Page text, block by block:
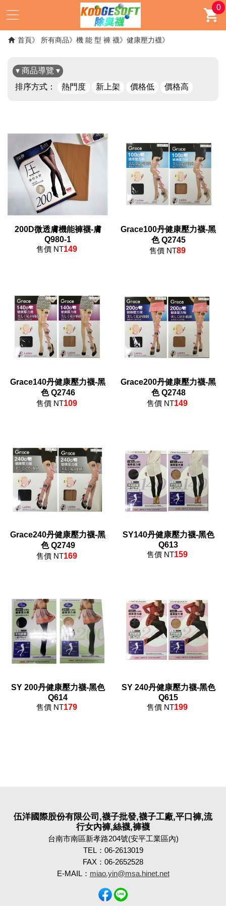
0
首頁 所有商品 機 能 型 褲 襪 健康壓力襪
▾ 商品導覽 ▾
排序方式：
熱門度 新上架 價格低 價格高
200D微透膚機能褲襪-膚
Q980-1
售價 NT149
Grace100丹健康壓力襪-黑
色 Q2745
售價 NT89
Grace140丹健康壓力襪-黑
色 Q2746
售價 NT109
Grace200丹健康壓力襪-黑
色 Q2748
售價 NT149
Grace240丹健康壓力襪-黑
色 Q2749
售價 NT169
SY140丹健康壓力襪-黑色
Q613
售價 NT159
SY 200丹健康壓力襪-黑色
Q614
售價 NT179
SY 240丹健康壓力襪-黑色
Q615
售價 NT199
伍洋國際股份有限公司,襪子批發,襪子工廠,平口褲,流
行女內褲,絲襪,褲襪
台南市南區新孝路204號(安平工業區內)
TEL：06-2613019
FAX：06-2652528
E-MAIL： miao.yin@msa.hinet.net